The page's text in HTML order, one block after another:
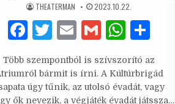
AUTHOR:
THEATERMAN PUBLISHED
DATE:
2023.10.22.
F
c
e
T
it
te
E
ai
l
G
ai
l
W
at
s
ar
e
Több szempontból is szívszorító az
bármit is írni. A Kúltúrbrigád
úgy tűnik, az utolsó évadát, vagy
ők nevezik, a végjáték évadát játssza…